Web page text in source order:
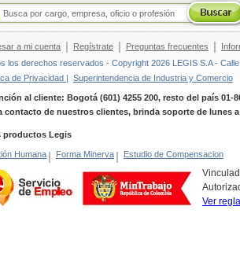
a mi cuenta | Regístrate | Preguntas frecuentes |
los derechos reservados - Copyright 2026 LEGIS S.A -
de Privacidad | Superintendencia de Industria y Comercio
al cliente: Bogotá (601) 4255 200, resto del país 01-
contacto de nuestros clientes, brinda soporte de lunes
productos Legis
Humana | Forma Minerva | Estudio de Compensacion
Ver